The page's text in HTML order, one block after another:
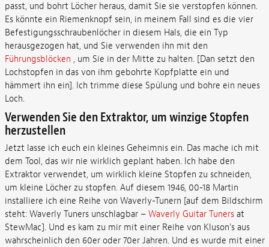
passt, und bohrt Löcher heraus, damit Sie sie verstopfen können.
Es könnte ein Riemenknopf sein, in meinem Fall sind es die vier
Befestigungsschraubenlöcher in diesem Hals, die ein Typ
herausgezogen hat, und Sie verwenden ihn mit den
Führungsblöcken , um Sie in der Mitte zu halten. [Dan setzt den
Lochstopfen in das von ihm gebohrte Kopfplatte ein und
hämmert ihn ein]. Ich trimme diese Spülung und bohre ein neues
Loch.
Verwenden Sie den Extraktor, um winzige Stopfen
herzustellen
Jetzt lasse ich euch ein kleines Geheimnis ein. Das mache ich mit
dem Tool, das wir nie wirklich geplant haben. Ich habe den
Extraktor verwendet, um wirklich kleine Stopfen zu schneiden,
um kleine Löcher zu stopfen. Auf diesem 1946, 00-18 Martin
installiere ich eine Reihe von Waverly-Tunern [auf dem Bildschirm
steht: Waverly Tuners unschlagbar – Waverly Guitar Tunersat
StewMac]. Und es kam zu mir mit einer Reihe von Kluson's aus
wahrscheinlich den 60er oder 70er Jahren. Und es wurde mit einer